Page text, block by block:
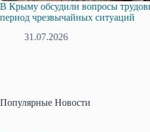
В Крыму обсудили вопросы
период чрезвычайных ситуаций
31.07.2026
Популярные Новости